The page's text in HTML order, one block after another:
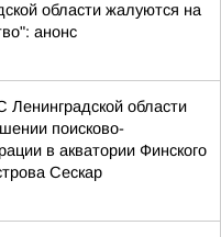
области жалуются на
анонс
области
поисково-
в акватории Финского
Сескар